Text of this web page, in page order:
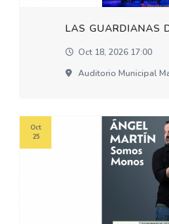
LAS GUARDIANAS
Oct 18, 2026 17:00
Auditorio Municipal
Oct
25